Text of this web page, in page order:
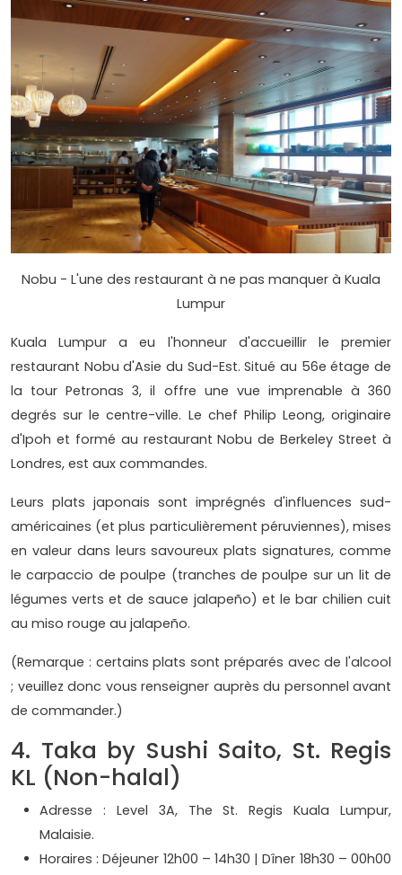
Nobu - L'une des restaurant à ne pas manquer à Kuala
Lumpur
Kuala Lumpur a eu l'honneur d'accueillir le premier
restaurant Nobu d'Asie du Sud-Est. Situé au 56e étage de
la tour Petronas 3, il offre une vue imprenable à 360
degrés sur le centre-ville. Le chef Philip Leong, originaire
d'Ipoh et formé au restaurant Nobu de Berkeley Street à
Londres, est aux commandes.
Leurs plats japonais sont imprégnés d'influences sud-
américaines (et plus particulièrement péruviennes), mises
en valeur dans leurs savoureux plats signatures, comme
le carpaccio de poulpe (tranches de poulpe sur un lit de
légumes verts et de sauce jalapeño) et le bar chilien cuit
au miso rouge au jalapeño.
(Remarque : certains plats sont préparés avec de l'alcool
; veuillez donc vous renseigner auprès du personnel avant
de commander.)
4. Taka by Sushi Saito, St. Regis
KL (Non-halal)
Adresse : Level 3A, The St. Regis Kuala Lumpur,
Malaisie.
Horaires : Déjeuner 12h00 – 14h30 | Dîner 18h30 – 00h00